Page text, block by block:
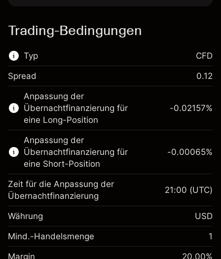
Trading-Bedingungen
Typ
Dieser Finanzmarkt steht für das CFD-
Trading zur Verfügung.
Erfahren Sie mehr über:
CFDs
CFD
Spread 0.12
Anpassung der
Übernachtfinanzierung für
eine Long-Position
Margin. Ihre Investition
$1,000.00
Anpassung der
Übernachtfinanzierung
fremdfinanzierten
(-$1.08)
-0.02157%
Anpassung der
Übernachtfinanzierung für
eine Short-Position
Margin. Ihre Investition
$1,000.00
-0.00065%
Zeit für die Anpassung der
Übernachtfinanzierung
21:00 (UTC)
Währung USD
Mind.-Handelsmenge 1
Margin 20.00%